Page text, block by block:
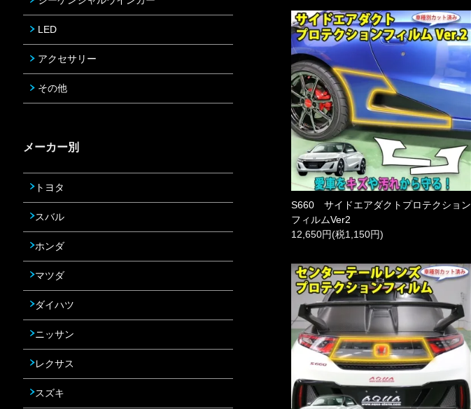
S660 サイドエアダクトプロテクション
フィルムVer2
12,650円(税1,150円)
LED
アクセサリー
その他
メーカー別
トヨタ
スバル
ホンダ
マツダ
ダイハツ
ニッサン
レクサス
スズキ